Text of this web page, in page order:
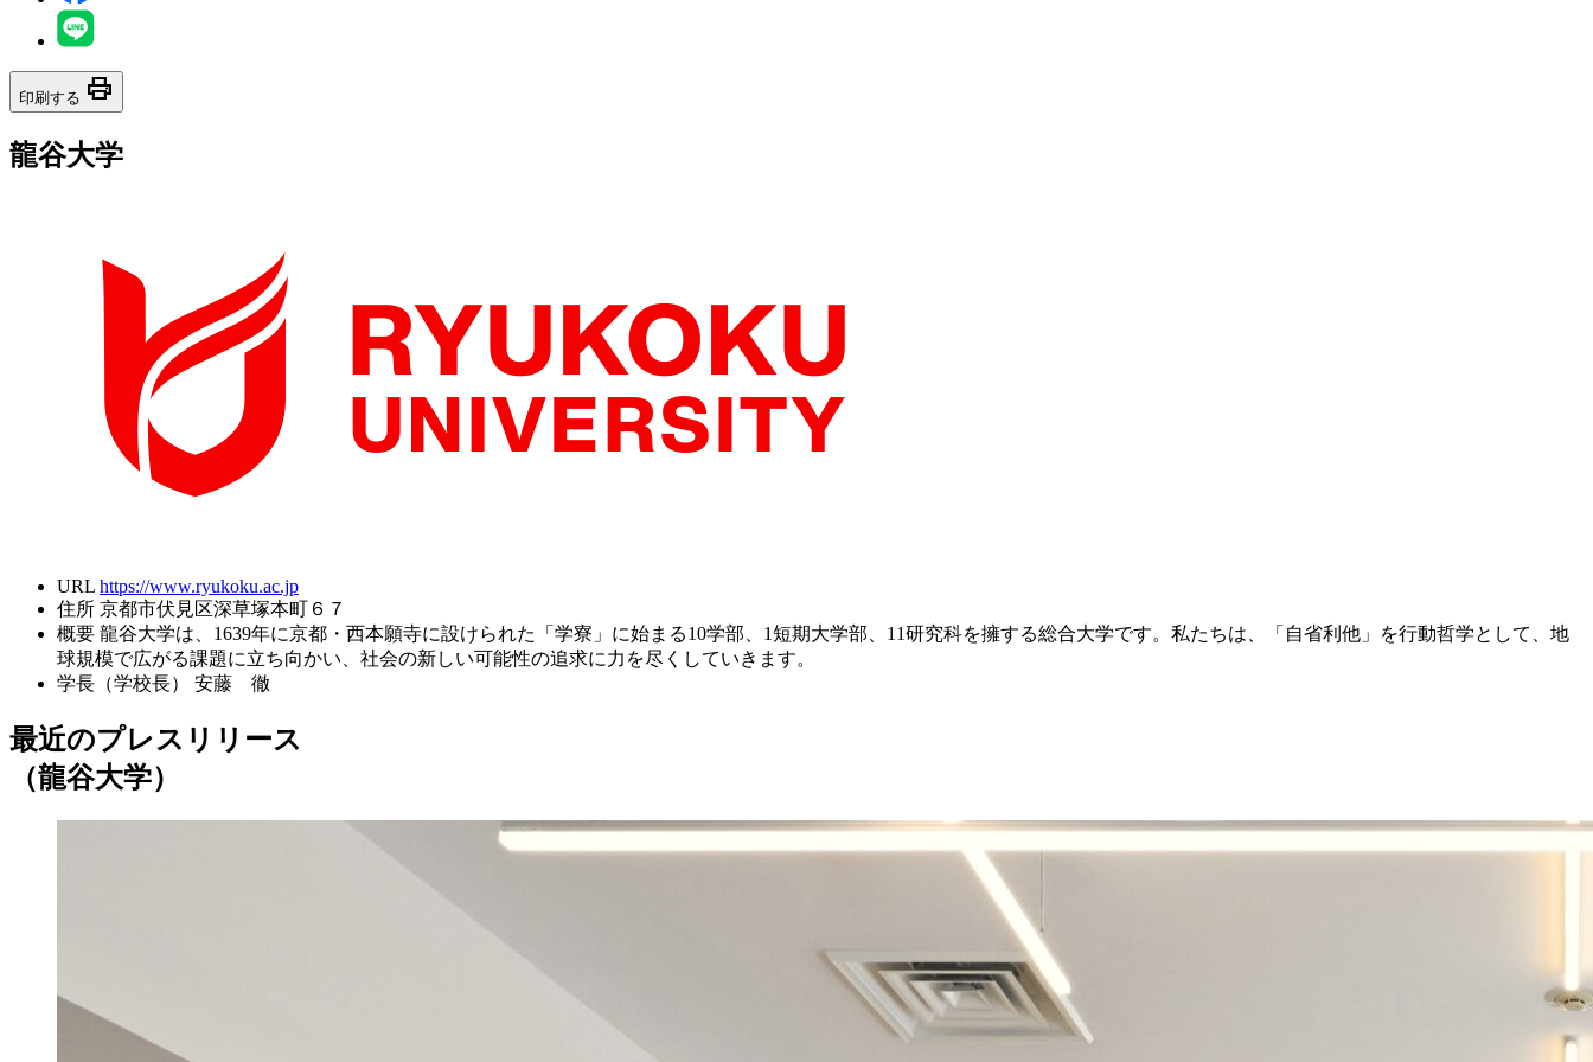
印刷する print
龍谷大学
URL https://www.ryukoku.ac.jp
住所 京都市伏見区深草塚本町６７
概要 龍谷大学は、1639年に京都・西本願寺に設けられた「学寮」に始まる10学部、1短期大学部、11研究科を擁する総合大学です。私たちは、「自省利他」を行動哲学として、地
球規模で広がる課題に立ち向かい、社会の新しい可能性の追求に力を尽くしていきます。
学長（学校長）
安藤 徹
最近のプレスリリース
（龍谷大学）